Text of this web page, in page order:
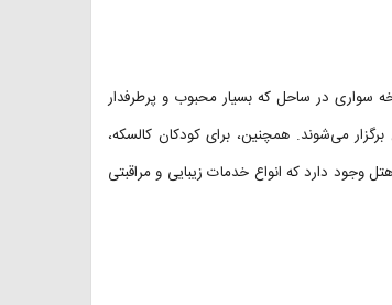
سواری در ساحل که بسیار محبوب و پرطرفدار
می‌شوند. همچنین، برای کودکان کالسکه،
وجود دارد که انواع خدمات زیبایی و مراقبتی